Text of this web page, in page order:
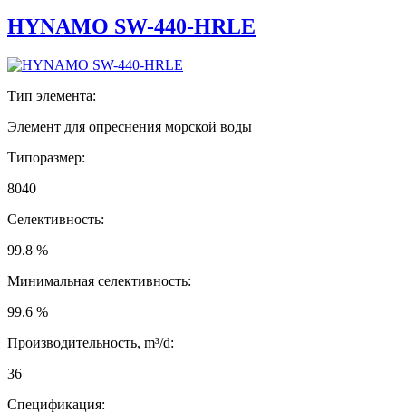
HYNAMO SW-440-HRLE
Тип элемента:
Элемент для опреснения морской воды
Типоразмер:
8040
Селективность:
99.8 %
Минимальная селективность:
99.6 %
Производительность, m³/d:
36
Спецификация: